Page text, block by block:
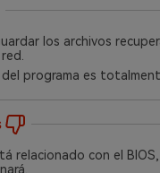
los archivos
del programa es
relacionado con el